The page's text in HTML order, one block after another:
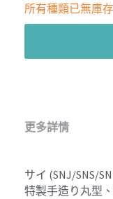
所有種類已無庫存
更多詳情
サイ (SNJ/SNS/
特製手造り丸型